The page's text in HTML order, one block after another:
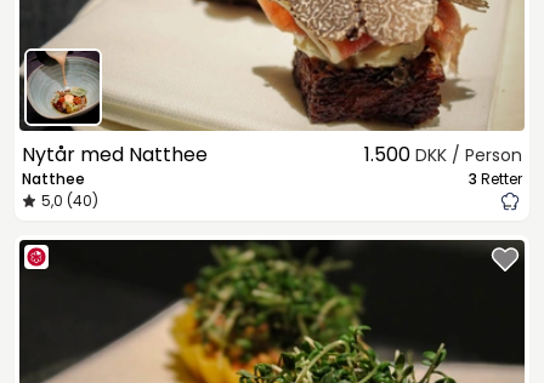
Nytår med Natthee
Natthee
5,0 (40)
1.500 DKK / Person
3 Retter